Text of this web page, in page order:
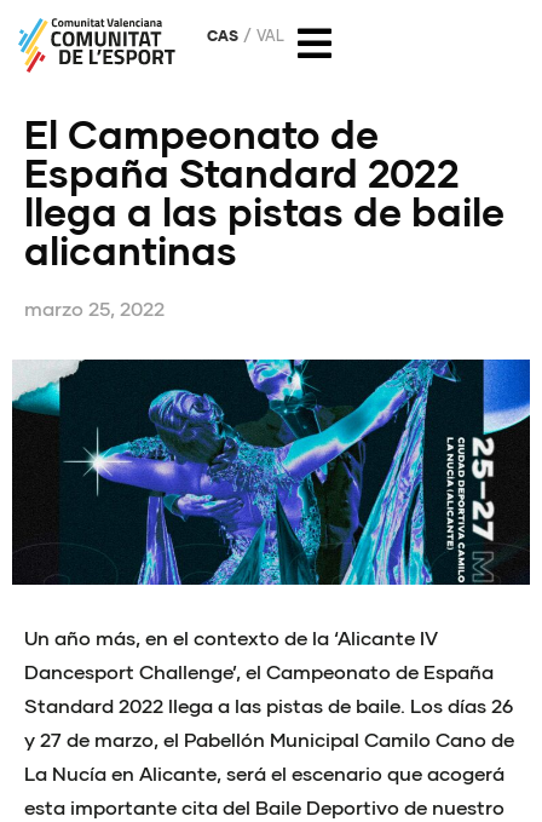
CAS VAL
El Campeonato de
España Standard 2022
llega a las pistas de baile
alicantinas
marzo 25, 2022
Un año más, en el contexto de la ‘Alicante IV
Dancesport Challenge’, el Campeonato de España
Standard 2022 llega a las pistas de baile. Los días 26
y 27 de marzo, el Pabellón Municipal Camilo Cano de
La Nucía en Alicante, será el escenario que acogerá
esta importante cita del Baile Deportivo de nuestro